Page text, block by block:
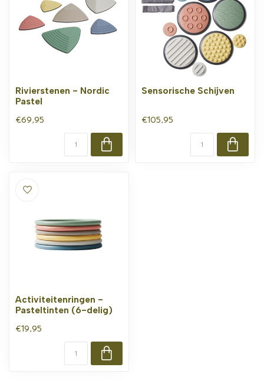
Rivierstenen - Nordic
Pastel
€69,95
Sensorische Schijven
€105,95
Activiteitenringen -
Pasteltinten (6-delig)
€19,95